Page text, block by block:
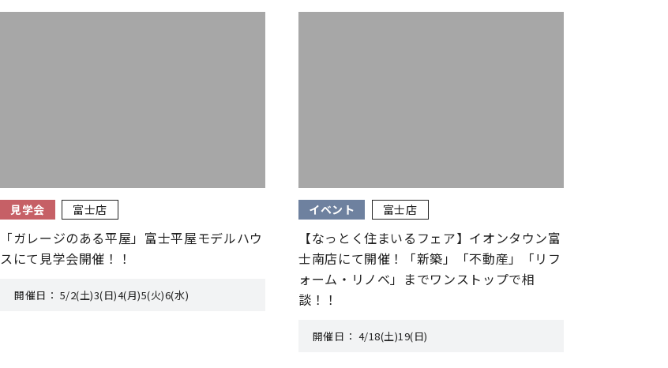
見学会 富士店
「ガレージのある平屋」富士平屋モデルハウ
スにて見学会開催！！
開催日： 5/2(土)3(日)4(月)5(火)6(水)
イベント 富士店
【なっとく住まいるフェア】イオンタウン富
士南店にて開催！「新築」「不動産」「リフ
ォーム・リノベ」までワンストップで相
談！！
開催日： 4/18(土)19(日)